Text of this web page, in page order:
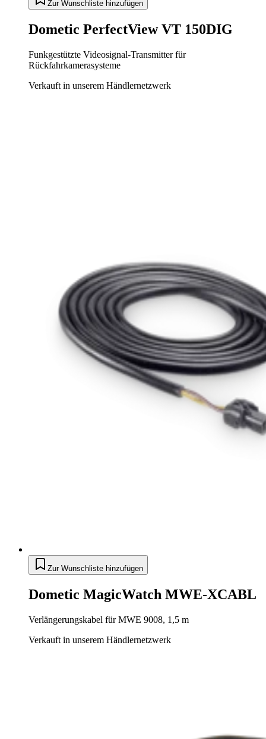
Zur Wunschliste hinzufügen
Dometic PerfectView VT 150DIG
Funkgestützte Videosignal-Transmitter für
Rückfahrkamerasysteme
Verkauft in unserem Händlernetzwerk
Zur Wunschliste hinzufügen
Dometic MagicWatch MWE-XCABL
Verlängerungskabel für MWE 9008, 1,5 m
Verkauft in unserem Händlernetzwerk